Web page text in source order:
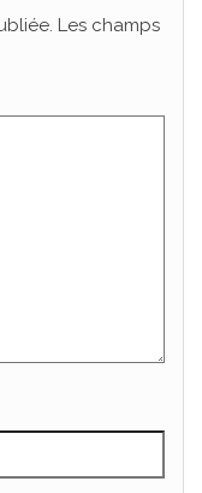
Les champs